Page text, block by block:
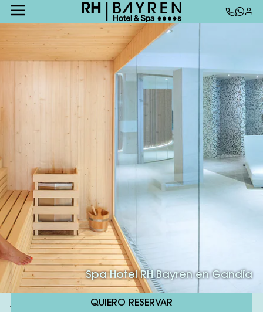
Spa Hotel RH Bayren en Gandía
QUIERO RESERVAR
RH Bayren & Spa SPA